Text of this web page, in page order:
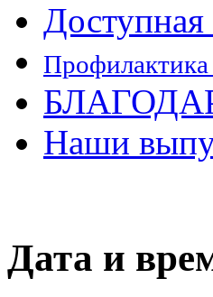
Доступная
Наши
Дата и